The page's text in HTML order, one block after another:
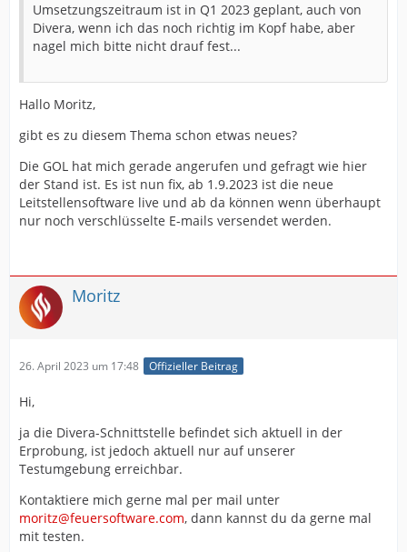
Umsetzungszeitraum ist in Q1 2023 geplant, auch von
Divera, wenn ich das noch richtig im Kopf habe, aber
nagel mich bitte nicht drauf fest...
Hallo Moritz,
gibt es zu diesem Thema schon etwas neues?
Die GOL hat mich gerade angerufen und gefragt wie hier
der Stand ist. Es ist nun fix, ab 1.9.2023 ist die neue
Leitstellensoftware live und ab da können wenn überhaupt
nur noch verschlüsselte E-mails versendet werden.
Moritz
26. April 2023 um 17:48 Offizieller Beitrag
Hi,
ja die Divera-Schnittstelle befindet sich aktuell in der
Erprobung, ist jedoch aktuell nur auf unserer
Testumgebung erreichbar.
Kontaktiere mich gerne mal per mail unter
moritz@feuersoftware.com, dann kannst du da gerne mal
mit testen.